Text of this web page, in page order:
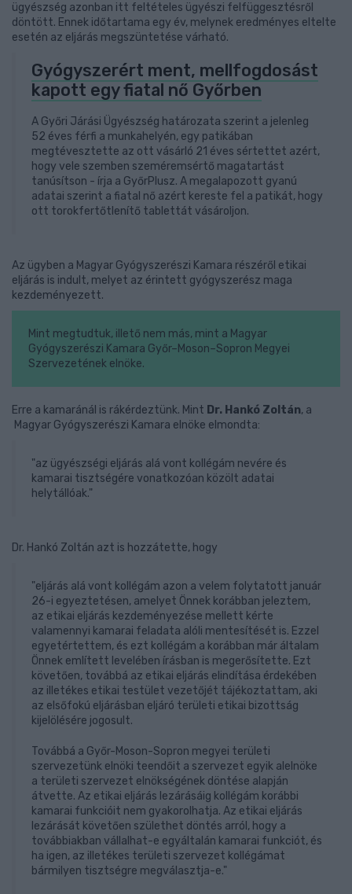
ügyészség azonban itt feltételes ügyészi felfüggesztésről
döntött. Ennek időtartama egy év, melynek eredményes eltelte
esetén az eljárás megszüntetése várható.
Gyógyszerért ment, mellfogdosást
kapott egy fiatal nő Győrben
A Győri Járási Ügyészség határozata szerint a jelenleg
52 éves férfi a munkahelyén, egy patikában
megtévesztette az ott vásárló 21 éves sértettet azért,
hogy vele szemben szeméremsértő magatartást
tanúsítson - írja a GyőrPlusz. A megalapozott gyanú
adatai szerint a fiatal nő azért kereste fel a patikát, hogy
ott torokfertőtlenítő tablettát vásároljon.
Az ügyben a Magyar Gyógyszerészi Kamara részéről etikai
eljárás is indult, melyet az érintett gyógyszerész maga
kezdeményezett.
Mint megtudtuk, illető nem más, mint a Magyar
Gyógyszerészi Kamara Győr–Moson–Sopron Megyei
Szervezetének elnöke.
Erre a kamaránál is rákérdeztünk. Mint Dr. Hankó Zoltán, a
Magyar Gyógyszerészi Kamara elnöke elmondta:
"az ügyészségi eljárás alá vont kollégám nevére és
kamarai tisztségére vonatkozóan közölt adatai
helytállóak."
Dr. Hankó Zoltán azt is hozzátette, hogy
"eljárás alá vont kollégám azon a velem folytatott január
26-i egyeztetésen, amelyet Önnek korábban jeleztem,
az etikai eljárás kezdeményezése mellett kérte
valamennyi kamarai feladata alóli mentesítését is. Ezzel
egyetértettem, és ezt kollégám a korábban már általam
Önnek említett levelében írásban is megerősítette. Ezt
követően, továbbá az etikai eljárás elindítása érdekében
az illetékes etikai testület vezetőjét tájékoztattam, aki
az elsőfokú eljárásban eljáró területi etikai bizottság
kijelölésére jogosult.
Továbbá a Győr-Moson-Sopron megyei területi
szervezetünk elnöki teendőit a szervezet egyik alelnöke
a területi szervezet elnökségének döntése alapján
átvette. Az etikai eljárás lezárásáig kollégám korábbi
kamarai funkcióit nem gyakorolhatja. Az etikai eljárás
lezárását követően születhet döntés arról, hogy a
továbbiakban vállalhat-e egyáltalán kamarai funkciót, és
ha igen, az illetékes területi szervezet kollégámat
bármilyen tisztségre megválasztja-e."